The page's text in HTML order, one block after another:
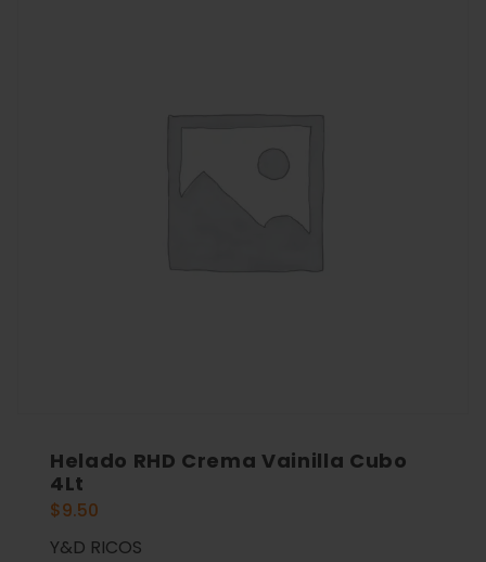
Helado RHD Crema Vainilla Cubo
4Lt
$9.50
Y&D RICOS